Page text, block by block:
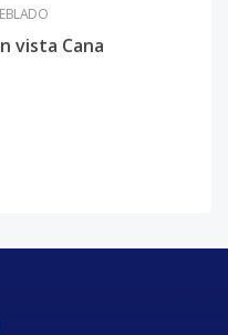
vista Cana